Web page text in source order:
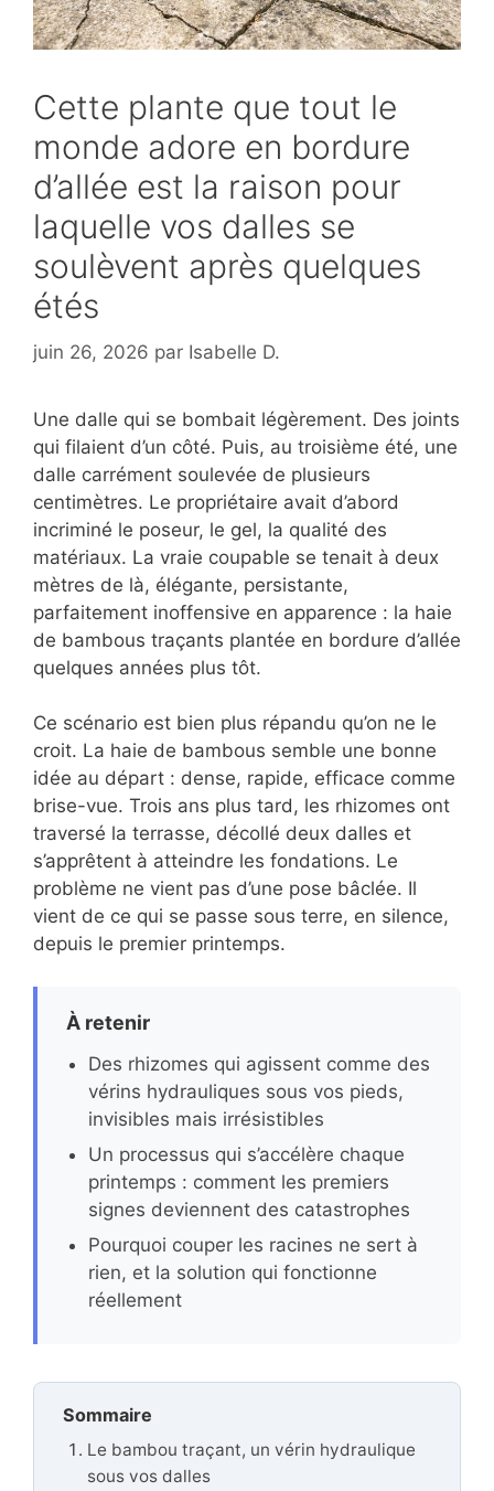
Cette plante que tout le
monde adore en bordure
d’allée est la raison pour
laquelle vos dalles se
soulèvent après quelques
étés
juin 26, 2026 par Isabelle D.
Une dalle qui se bombait légèrement. Des joints
qui filaient d’un côté. Puis, au troisième été, une
dalle carrément soulevée de plusieurs
centimètres. Le propriétaire avait d’abord
incriminé le poseur, le gel, la qualité des
matériaux. La vraie coupable se tenait à deux
mètres de là, élégante, persistante,
parfaitement inoffensive en apparence : la haie
de bambous traçants plantée en bordure d’allée
quelques années plus tôt.
Ce scénario est bien plus répandu qu’on ne le
croit. La haie de bambous semble une bonne
idée au départ : dense, rapide, efficace comme
brise-vue. Trois ans plus tard, les rhizomes ont
traversé la terrasse, décollé deux dalles et
s’apprêtent à atteindre les fondations. Le
problème ne vient pas d’une pose bâclée. Il
vient de ce qui se passe sous terre, en silence,
depuis le premier printemps.
À retenir
Des rhizomes qui agissent comme des
vérins hydrauliques sous vos pieds,
invisibles mais irrésistibles
Un processus qui s’accélère chaque
printemps : comment les premiers
signes deviennent des catastrophes
Pourquoi couper les racines ne sert à
rien, et la solution qui fonctionne
réellement
Sommaire
Le bambou traçant, un vérin hydraulique
sous vos dalles